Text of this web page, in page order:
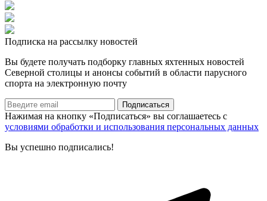
Подписка на рассылку новостей
Вы будете получать подборку главных яхтенных новостей
Северной столицы и анонсы событий в области парусного
спорта на электронную почту
Подписаться
Нажимая на кнопку «Подписаться» вы соглашаетесь с
условиями обработки и использования персональных данных
Вы успешно подписались!